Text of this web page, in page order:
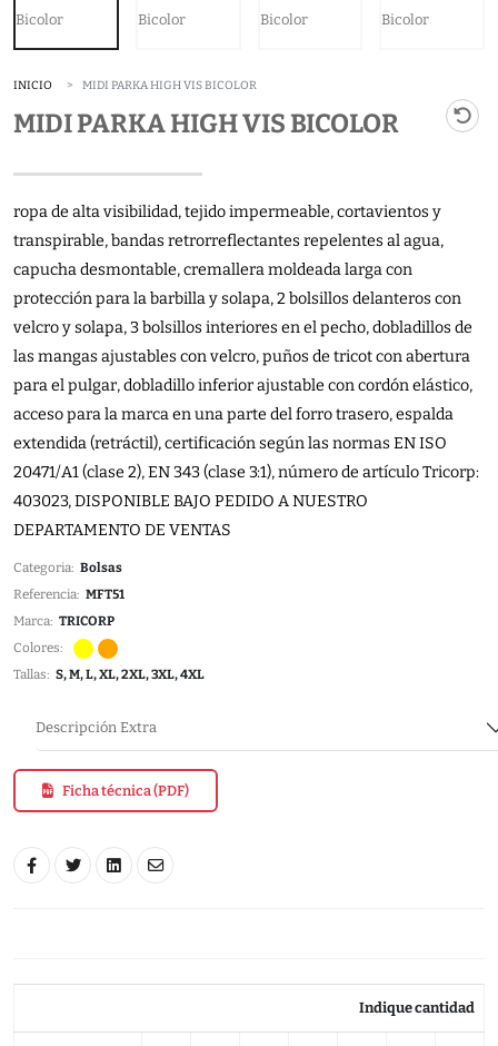
INICIO MIDI PARKA HIGH VIS BICOLOR
MIDI PARKA HIGH VIS BICOLOR
ropa de alta visibilidad, tejido impermeable, cortavientos y
transpirable, bandas retrorreflectantes repelentes al agua,
capucha desmontable, cremallera moldeada larga con
protección para la barbilla y solapa, 2 bolsillos delanteros con
velcro y solapa, 3 bolsillos interiores en el pecho, dobladillos de
las mangas ajustables con velcro, puños de tricot con abertura
para el pulgar, dobladillo inferior ajustable con cordón elástico,
acceso para la marca en una parte del forro trasero, espalda
extendida (retráctil), certificación según las normas EN ISO
20471/A1 (clase 2), EN 343 (clase 3:1), número de artículo Tricorp:
403023, DISPONIBLE BAJO PEDIDO A NUESTRO
DEPARTAMENTO DE VENTAS
Categoria: Bolsas
Referencia: MFT51
Marca: TRICORP
Colores:
Tallas: S, M, L, XL, 2XL, 3XL, 4XL
Descripción Extra
Ficha técnica (PDF)
Indique cantidad